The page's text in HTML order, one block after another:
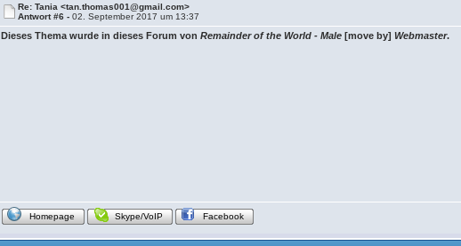
Re: Tania <tan.thomas001@gmail.com>
Antwort #6 -02. September 2017 um 13:37
Dieses Thema wurde in dieses Forum vonRemainder of the World - Male [move by]Webmaster.
Homepage Skype/VoIP Facebook